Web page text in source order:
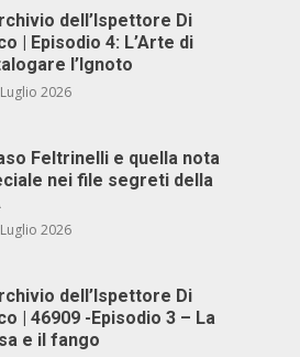
dell’Ispettore Di
| Episodio 4: L’Arte di
l’Ignoto
2026
Feltrinelli e quella nota
nei file segreti della
2026
dell’Ispettore Di
| 46909 -Episodio 3 – La
e il fango